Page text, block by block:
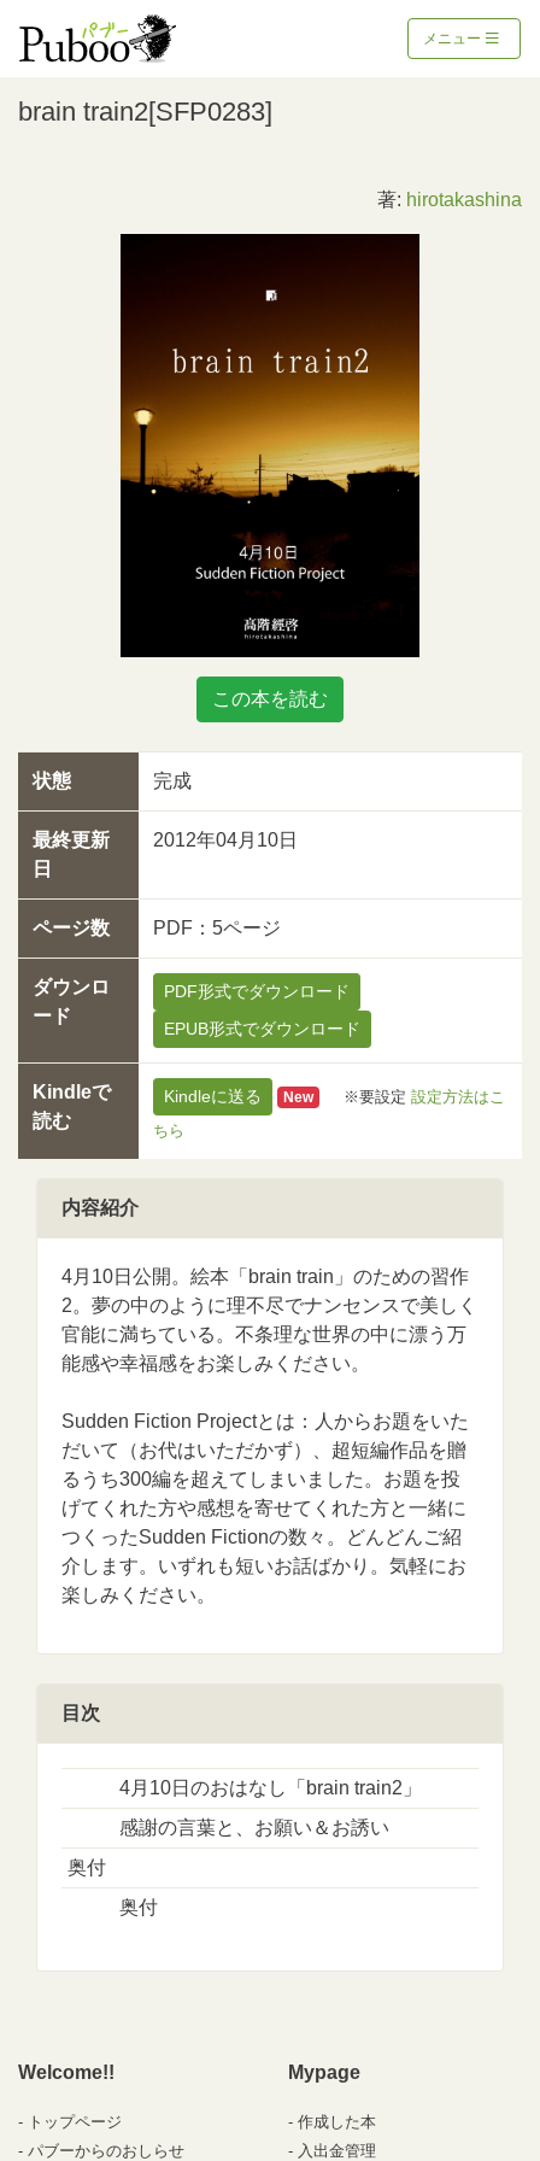
メニュー
brain train2[SFP0283]
著: hirotakashina
この本を読む
状態 完成
最終更新
日
2012年04月10日
ページ数 PDF：5ページ
ダウンロ
ード
PDF形式でダウンロード
EPUB形式でダウンロード
Kindleで
読む
Kindleに送る New ※要設定 設定方法はこ
ちら
内容紹介
4月10日公開。絵本「brain train」のための習作
2。夢の中のように理不尽でナンセンスで美しく
官能に満ちている。不条理な世界の中に漂う万
能感や幸福感をお楽しみください。
Sudden Fiction Projectとは：人からお題をいた
だいて（お代はいただかず）、超短編作品を贈
るうち300編を超えてしまいました。お題を投
げてくれた方や感想を寄せてくれた方と一緒に
つくったSudden Fictionの数々。どんどんご紹
介します。いずれも短いお話ばかり。気軽にお
楽しみください。
目次
4月10日のおはなし「brain train2」
感謝の言葉と、お願い＆お誘い
奥付
奥付
Welcome!!
トップページ
パブーからのおしらせ
Mypage
作成した本
入出金管理